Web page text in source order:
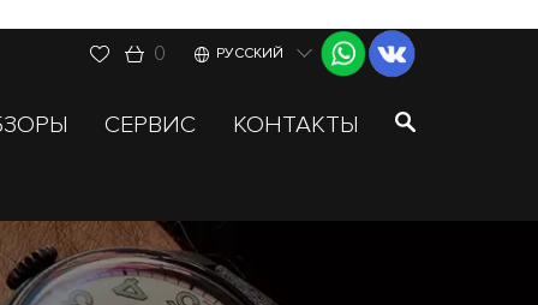
0 РУССКИЙ
СЕРВИС КОНТАКТЫ